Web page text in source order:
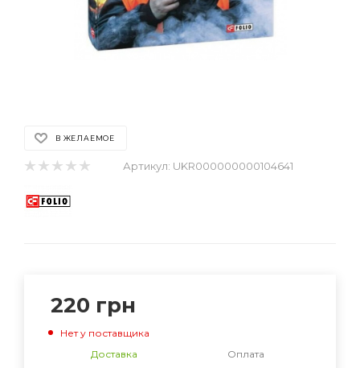
В ЖЕЛАЕМОЕ
Артикул: UKR000000000104641
220 грн
Нет у поставщика
Доставка
Оплата